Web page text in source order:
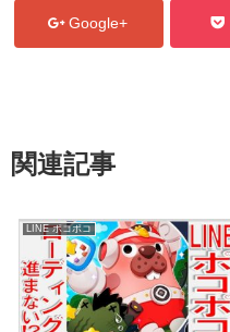
Google+
関連記事
LINE ポコポコ